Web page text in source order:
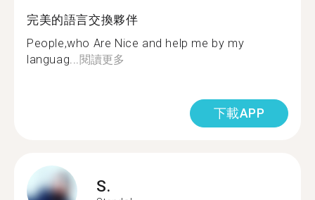
完美的語言交換夥伴
People,who Are Nice and help me by my
languag...閱讀更多
下載APP
S.